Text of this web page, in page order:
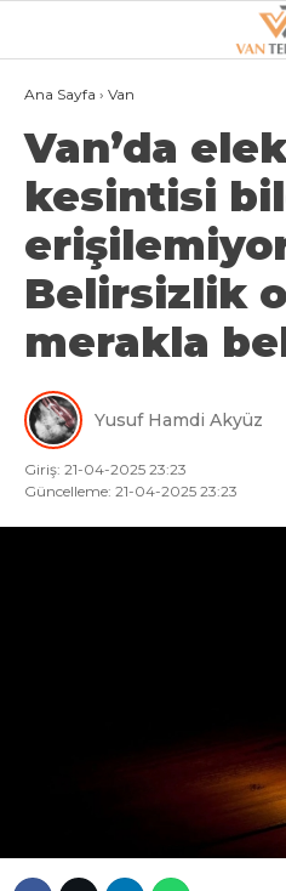
GALERİ
VAN
BÖLGE
3.SAYFA
GÜNDEM
SPOR
EKONOMI
MAGAZIN
Ana Sayfa › Van
Van’da
kesintisi
Belirsizlik
merakla
Yusuf Hamdi Akyüz
Giriş: 21-04-2025 23:23
Güncelleme: 21-04-2025 23:23